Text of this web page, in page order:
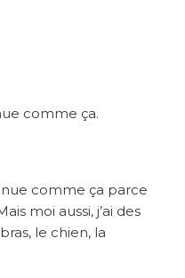
comme ça.
comme ça parce
moi aussi, j’ai des
le chien, la